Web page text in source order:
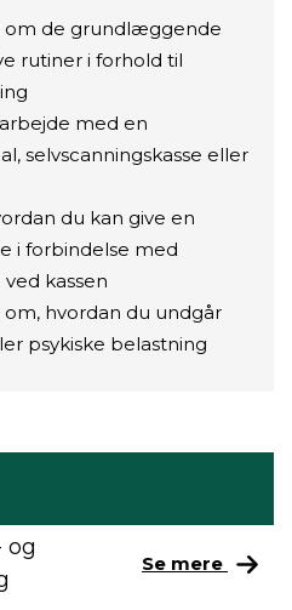
om de grundlæggende
rutiner i forhold til
med en
selvscanningskasse eller
du kan give en
i forbindelse med
kassen
om, hvordan du undgår
psykiske belastning
og
Se mere